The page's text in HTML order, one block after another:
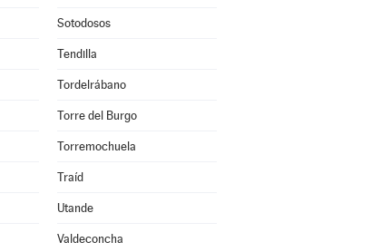
Sotodosos
Tendilla
Tordelrábano
Torre del Burgo
Torremochuela
Traíd
Utande
Valdeconcha